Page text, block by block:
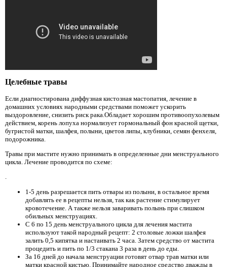
Целебные травы
Если диагностирована диффузная кистозная мастопатия, лечение в
домашних условиях народными средствами поможет ускорить
выздоровление, снизить риск рака.Обладает хорошим противоопухолевым
действием, корень лопуха нормализует гормональный фон красной щетки,
бугристой матки, шалфея, полыни, цветов липы, клубники, семян фенхеля,
подорожника.
Травы при мастите нужно принимать в определенные дни менструального
цикла. Лечение проводится по схеме:
.
1-5 день разрешается пить отвары из полыни, в остальное время
добавлять ее в рецепты нельзя, так как растение стимулирует
кровотечение. А также нельзя заваривать полынь при слишком
обильных менструациях.
С 6 по 15 день менструального цикла для лечения мастита
используют такой народный рецепт: 2 столовые ложки шалфея
залить 0,5 кипятка и настаивать 2 часа. Затем средство от мастита
процедить и пить по 1/3 стакана 3 раза в день до еды.
За 16 дней до начала менструации готовят отвар трав матки или
матки красной кистью. Принимайте народное средство дважды в